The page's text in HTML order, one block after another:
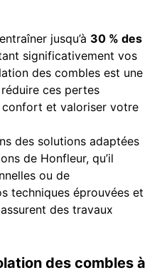
jusqu’à 30 % des
significativement vos
des combles est une
ces pertes
et valoriser votre
des solutions adaptées
de Honfleur, qu’il
ou de
techniques éprouvées et
des travaux
des combles à